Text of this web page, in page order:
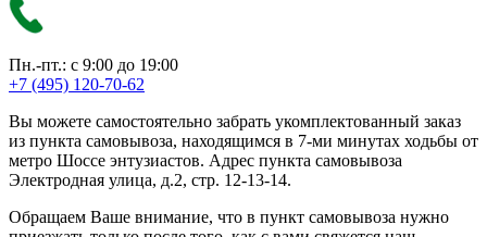
Пн.-пт.: с 9:00 до 19:00
+7 (495) 120-70-62
Вы можете самостоятельно забрать укомплектованный заказ
из пункта самовывоза, находящимся в 7-ми минутах ходьбы от
метро Шоссе энтузиастов. Адрес пункта самовывоза
Электродная улица, д.2, стр. 12-13-14.
Обращаем Ваше внимание, что в пункт самовывоза нужно